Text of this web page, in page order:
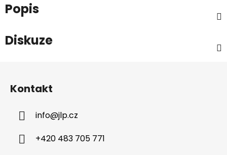
Popis
Diskuze
Kontakt
info@jlp.cz
+420 483 705 771